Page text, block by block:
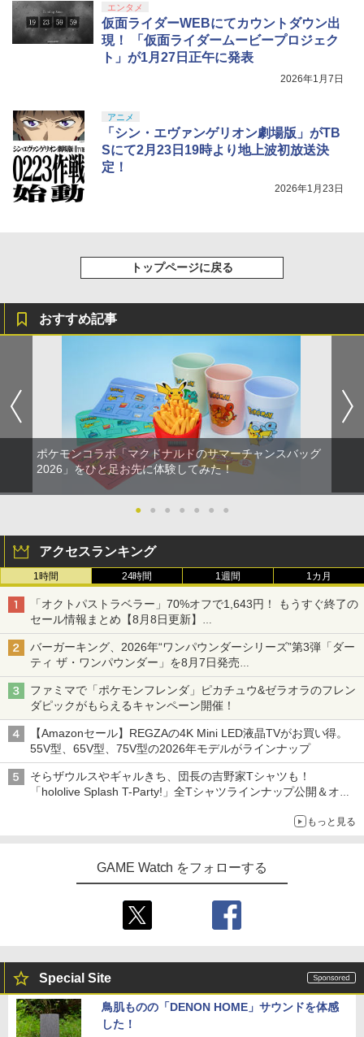
エンタメ
仮面ライダーWEBにてカウントダウン出
現！ 「仮面ライダームービープロジェク
ト」が1月27日正午に発表
2026年1月7日
アニメ
「シン・エヴァンゲリオン劇場版」がTB
Sにて2月23日19時より地上波初放送決
定！
2026年1月23日
トップページに戻る
おすすめ記事
ポケモンコラボ「マクドナルドのサマーチャンスバッグ
2026」をひと足お先に体験してみた！
● ● ● ● ● ● ●
アクセスランキング
1時間 24時間 1週間 1カ月
「オクトパストラベラー」70%オフで1,643円！ もうすぐ終了の
セール情報まとめ【8月8日更新】
ニンテンドーeショップでは「大神 絶景版」が67%オフで990円
バーガーキング、2026年“ワンパウンダーシリーズ”第3弾「ダー
ティ ザ・ワンパウンダー」を8月7日発売
「特製ガーリックマヨソース」を使用した超大型チーズバーガー
ファミマで「ポケモンフレンダ」ピカチュウ&ゼラオラのフレン
ダピックがもらえるキャンペーン開催！
【Amazonセール】REGZAの4K Mini LED液晶TVがお買い得。
55V型、65V型、75V型の2026年モデルがラインナップ
そらザウルスやギャルきち、団長の吉野家Tシャツも！
「hololive Splash T-Party!」全Tシャツラインナップ公開＆オン
もっと見る
GAME Watch をフォローする
Special Site
鳥肌ものの「DENON HOME」サウンドを体感
した！